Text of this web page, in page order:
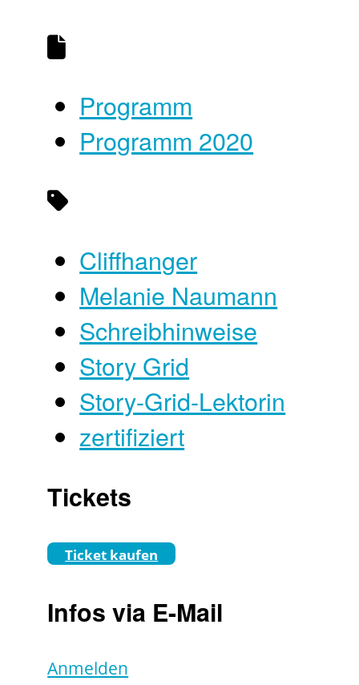
Programm
Programm 2020
Cliffhanger
Melanie Naumann
Schreibhinweise
Story Grid
Story-Grid-Lektorin
zertifiziert
Tickets
Ticket kaufen
Infos via E-Mail
Anmelden